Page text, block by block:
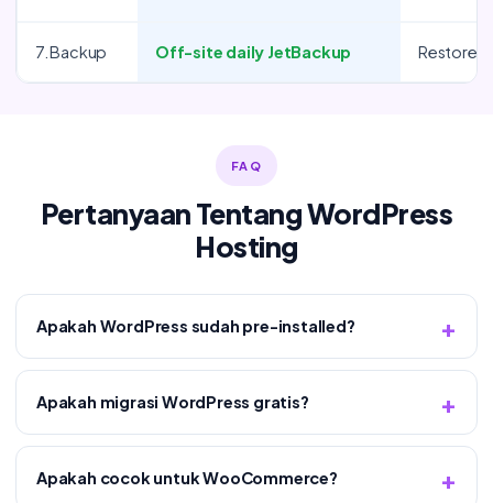
7. Backup Off-site daily JetBackup Restore
FAQ
Pertanyaan Tentang WordPress
Hosting
Apakah WordPress sudah pre-installed?
Apakah migrasi WordPress gratis?
Apakah cocok untuk WooCommerce?